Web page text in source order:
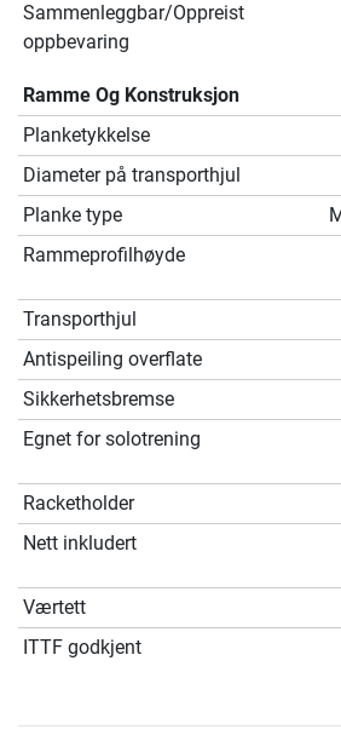
Sammenleggbar/Oppreist
oppbevaring
Ramme Og Konstruksjon
Planketykkelse
Diameter på transporthjul
Planke type
Rammeprofilhøyde
Transporthjul
Antispeiling overflate
Sikkerhetsbremse
Egnet for solotrening
Racketholder
Nett inkludert
Værtett
ITTF godkjent